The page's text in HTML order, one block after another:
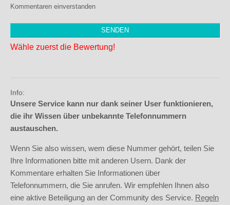
Kommentaren einverstanden
Wähle zuerst die Bewertung!
Info:
Unsere Service kann nur dank seiner User funktionieren,
die ihr Wissen über unbekannte Telefonnummern
austauschen.
Wenn Sie also wissen, wem diese Nummer gehört, teilen Sie
Ihre Informationen bitte mit anderen Usern. Dank der
Kommentare erhalten Sie Informationen über
Telefonnummern, die Sie anrufen. Wir empfehlen Ihnen also
eine aktive Beteiligung an der Community des Service. Regeln